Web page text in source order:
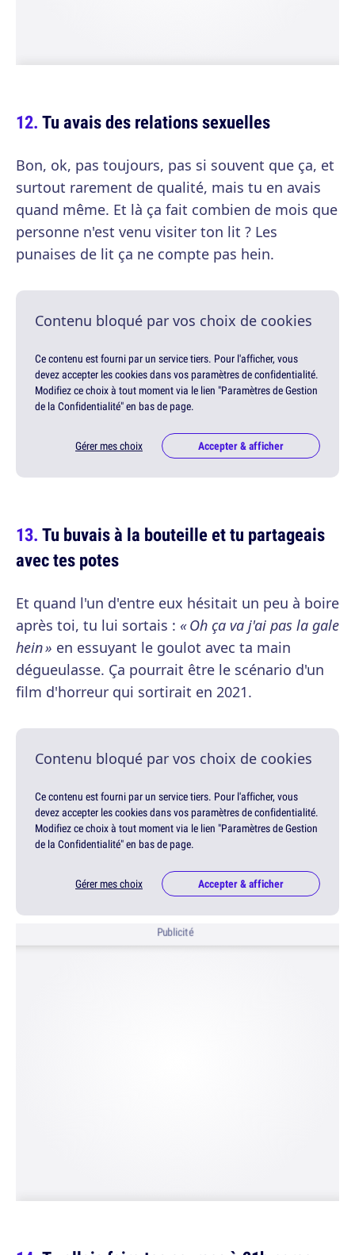
Tu avais des relations sexuelles
Bon, ok, pas toujours, pas si souvent que ça, et
surtout rarement de qualité, mais tu en avais
quand même. Et là ça fait combien de mois que
personne n'est venu visiter ton lit ? Les
punaises de lit ça ne compte pas hein.
Contenu bloqué par vos choix de cookies
Ce contenu est fourni par un service tiers. Pour l'afficher, vous
devez accepter les cookies dans vos paramètres de confidentialité.
Modifiez ce choix à tout moment via le lien "Paramètres de Gestion
de la Confidentialité" en bas de page.
Gérer mes choix Accepter & afficher
Tu buvais à la bouteille et tu partageais
avec tes potes
Et quand l'un d'entre eux hésitait un peu à boire
après toi, tu lui sortais : « Oh ça va j'ai pas la gale
hein » en essuyant le goulot avec ta main
dégueulasse. Ça pourrait être le scénario d'un
film d'horreur qui sortirait en 2021.
Contenu bloqué par vos choix de cookies
Ce contenu est fourni par un service tiers. Pour l'afficher, vous
devez accepter les cookies dans vos paramètres de confidentialité.
Modifiez ce choix à tout moment via le lien "Paramètres de Gestion
de la Confidentialité" en bas de page.
Gérer mes choix Accepter & afficher
Publicité